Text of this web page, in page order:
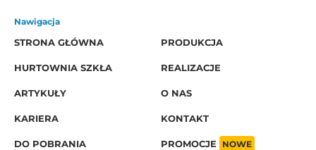
Nawigacja
STRONA GŁÓWNA
PRODUKCJA
HURTOWNIA SZKŁA REALIZACJE
ARTYKUŁY O NAS
KARIERA KONTAKT
DO POBRANIA PROMOCJE NOWE